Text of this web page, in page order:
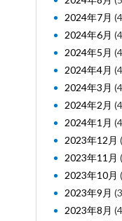
2024年7月
2024年6月
2024年5月
2024年4月
2024年3月
2024年2月
2024年1月
2023年12月
2023年11月
2023年10月
2023年9月
2023年8月